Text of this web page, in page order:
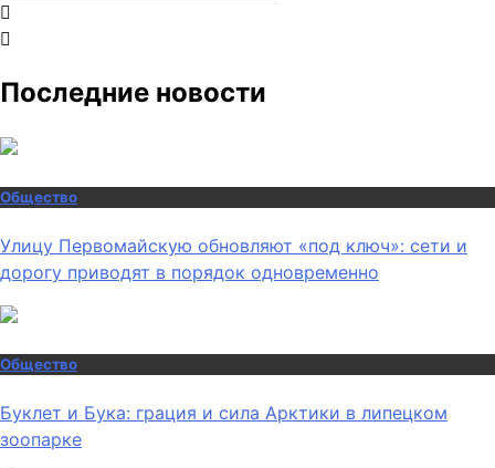
Последние новости
Общество
Улицу Первомайскую обновляют «под ключ»: сети и
дорогу приводят в порядок одновременно
Общество
Буклет и Бука: грация и сила Арктики в липецком
зоопарке